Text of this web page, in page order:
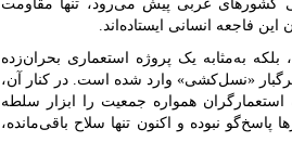
کشورهای عربی پیش می‌رود، تنها مقاومت
فاجعه انسانی ایستاده‌اند.
بلکه به‌مثابه یک پروژه استعماری بحران‌زده
«نسل‌کشی» وارد شده است. در کنار آن،
استعمارگران همواره جمعیت را ابزار سلطه
پاسخ‌گو نبوده و اکنون تنها سلاح باقی‌مانده،